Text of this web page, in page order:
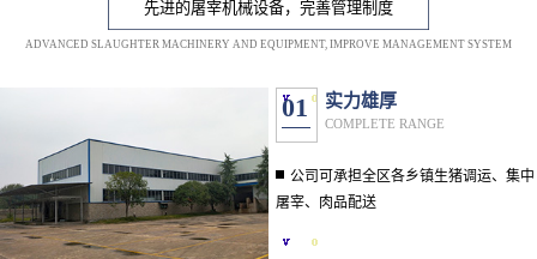
先进的屠宰机械设备，完善管理制度
ADVANCED SLAUGHTER MACHINERY AND EQUIPMENT, IMPROVE MANAGEMENT SYSTEM
01 实力雄厚
COMPLETE RANGE
公司可承担全区各乡镇生猪调运、集中
屠宰、肉品配送